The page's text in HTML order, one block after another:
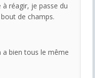
réagir, je passe du
de champs.
bien tous le même